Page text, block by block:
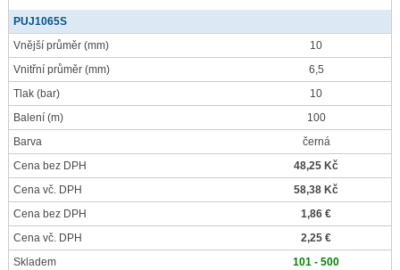
PUJ1065S
Vnější průměr (mm)
10
Vnitřní průměr (mm)
6,5
Tlak (bar)
10
Balení (m)
100
Barva
černá
Cena bez DPH
48,25 Kč
Cena vč. DPH
58,38 Kč
Cena bez DPH
1,86 €
Cena vč. DPH
2,25 €
Skladem
101 - 500